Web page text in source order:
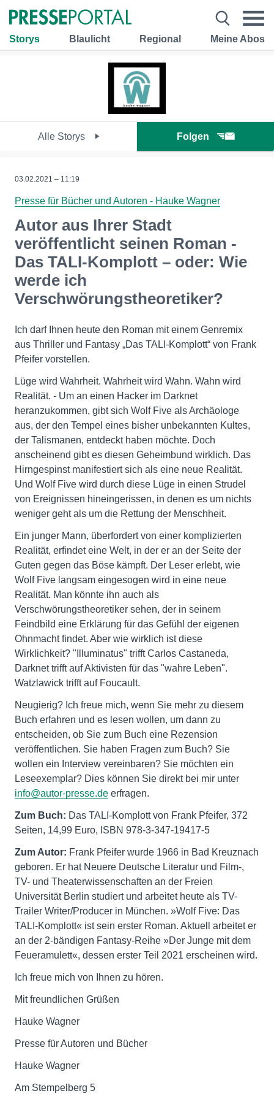
Storys Blaulicht Regional Meine Abos
Alle Storys Folgen
03.02.2021 – 11:19
Presse für Bücher und Autoren - Hauke Wagner
Autor aus Ihrer Stadt
veröffentlicht seinen Roman -
Das TALI-Komplott – oder: Wie
werde ich
Verschwörungstheoretiker?
Ich darf Ihnen heute den Roman mit einem Genremix
aus Thriller und Fantasy „Das TALI-Komplott“ von Frank
Pfeifer vorstellen.
Lüge wird Wahrheit. Wahrheit wird Wahn. Wahn wird
Realität. - Um an einen Hacker im Darknet
heranzukommen, gibt sich Wolf Five als Archäologe
aus, der den Tempel eines bisher unbekannten Kultes,
der Talismanen, entdeckt haben möchte. Doch
anscheinend gibt es diesen Geheimbund wirklich. Das
Hirngespinst manifestiert sich als eine neue Realität.
Und Wolf Five wird durch diese Lüge in einen Strudel
von Ereignissen hineingerissen, in denen es um nichts
weniger geht als um die Rettung der Menschheit.
Ein junger Mann, überfordert von einer komplizierten
Realität, erfindet eine Welt, in der er an der Seite der
Guten gegen das Böse kämpft. Der Leser erlebt, wie
Wolf Five langsam eingesogen wird in eine neue
Realität. Man könnte ihn auch als
Verschwörungstheoretiker sehen, der in seinem
Feindbild eine Erklärung für das Gefühl der eigenen
Ohnmacht findet. Aber wie wirklich ist diese
Wirklichkeit? "Illuminatus" trifft Carlos Castaneda,
Darknet trifft auf Aktivisten für das "wahre Leben".
Watzlawick trifft auf Foucault.
Neugierig? Ich freue mich, wenn Sie mehr zu diesem
Buch erfahren und es lesen wollen, um dann zu
entscheiden, ob Sie zum Buch eine Rezension
veröffentlichen. Sie haben Fragen zum Buch? Sie
wollen ein Interview vereinbaren? Sie möchten ein
Leseexemplar? Dies können Sie direkt bei mir unter
info@autor-presse.de erfragen.
Zum Buch: Das TALI-Komplott von Frank Pfeifer, 372
Seiten, 14,99 Euro, ISBN 978-3-347-19417-5
Zum Autor: Frank Pfeifer wurde 1966 in Bad Kreuznach
geboren. Er hat Neuere Deutsche Literatur und Film-,
TV- und Theaterwissenschaften an der Freien
Universität Berlin studiert und arbeitet heute als TV-
Trailer Writer/Producer in München. »Wolf Five: Das
TALI-Komplott« ist sein erster Roman. Aktuell arbeitet er
an der 2-bändigen Fantasy-Reihe »Der Junge mit dem
Feueramulett«, dessen erster Teil 2021 erscheinen wird.
Ich freue mich von Ihnen zu hören.
Mit freundlichen Grüßen
Hauke Wagner
Presse für Autoren und Bücher
Hauke Wagner
Am Stempelberg 5